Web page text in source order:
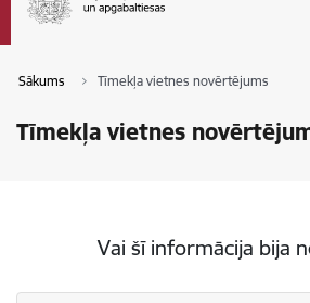
Sākums Tīmekļa vietnes novērtējums
Tīmekļa vietnes
Vai šī informācija bija